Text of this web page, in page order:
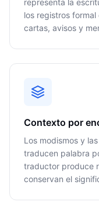
representa la
los registros
cartas, avisos y
Contexto por
Los modismos y
traducen palabra
traductor produce
conservan el